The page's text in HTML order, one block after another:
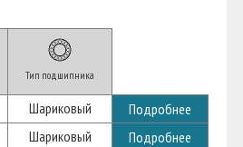
Тип подшипника
Шариковый
Подробнее
Шариковый
Подробнее